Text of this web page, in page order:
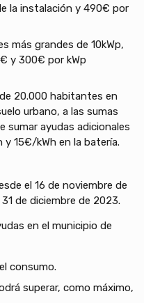
la instalación y 490€ por
más grandes de 10kWp,
y 300€ por kWp
20.000 habitantes en
urbano, a las sumas
sumar ayudas adicionales
15€/kWh en la batería.
el 16 de noviembre de
de diciembre de 2023.
en el municipio de
consumo.
superar, como máximo,